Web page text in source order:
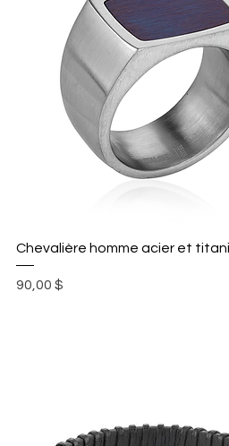
Chevalière homme acier et
Prix
90,00 $